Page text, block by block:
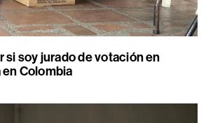
si soy jurado de votación en
Colombia